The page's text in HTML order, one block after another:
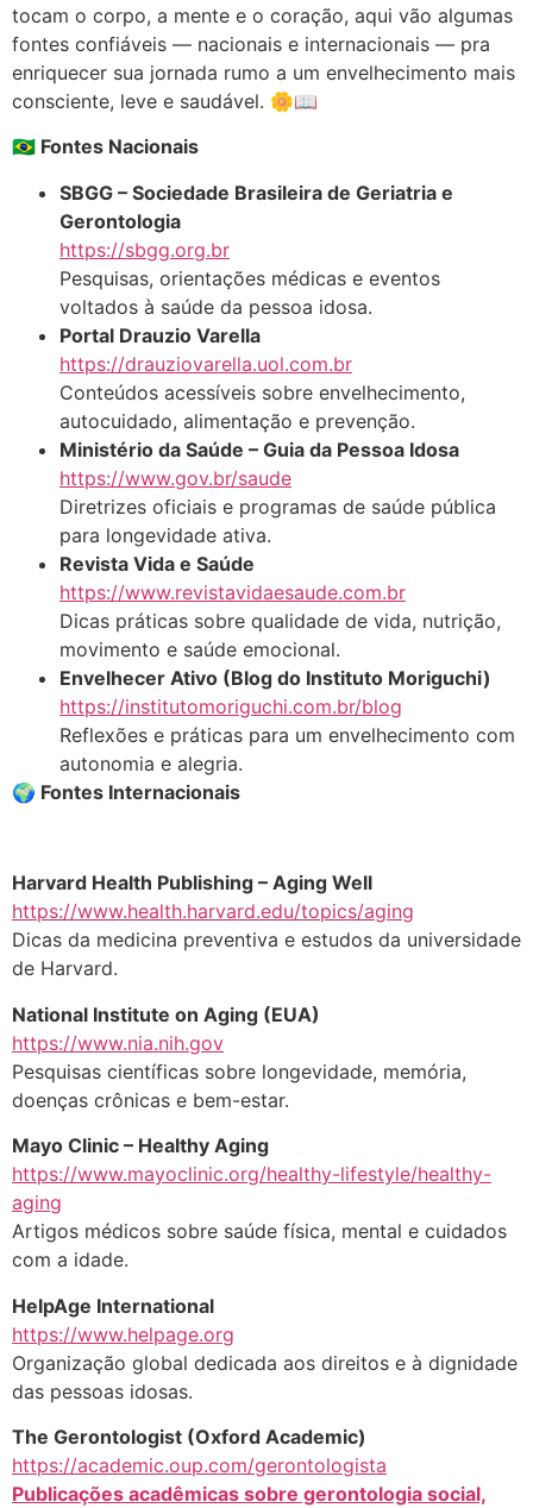
tocam o corpo, a mente e o coração, aqui vão algumas
fontes confiáveis — nacionais e internacionais — pra
enriquecer sua jornada rumo a um envelhecimento mais
consciente, leve e saudável. 🌼📖
🇧🇷 Fontes Nacionais
SBGG – Sociedade Brasileira de Geriatria e
Gerontologia
https://sbgg.org.br
Pesquisas, orientações médicas e eventos
voltados à saúde da pessoa idosa.
Portal Drauzio Varella
https://drauziovarella.uol.com.br
Conteúdos acessíveis sobre envelhecimento,
autocuidado, alimentação e prevenção.
Ministério da Saúde – Guia da Pessoa Idosa
https://www.gov.br/saude
Diretrizes oficiais e programas de saúde pública
para longevidade ativa.
Revista Vida e Saúde
https://www.revistavidaesaude.com.br
Dicas práticas sobre qualidade de vida, nutrição,
movimento e saúde emocional.
Envelhecer Ativo (Blog do Instituto Moriguchi)
https://institutomoriguchi.com.br/blog
Reflexões e práticas para um envelhecimento com
autonomia e alegria.
🌍 Fontes Internacionais
Harvard Health Publishing – Aging Well
https://www.health.harvard.edu/topics/aging
Dicas da medicina preventiva e estudos da universidade
de Harvard.
National Institute on Aging (EUA)
https://www.nia.nih.gov
Pesquisas científicas sobre longevidade, memória,
doenças crônicas e bem-estar.
Mayo Clinic – Healthy Aging
https://www.mayoclinic.org/healthy-lifestyle/healthy-
aging
Artigos médicos sobre saúde física, mental e cuidados
com a idade.
HelpAge International
https://www.helpage.org
Organização global dedicada aos direitos e à dignidade
das pessoas idosas.
The Gerontologist (Oxford Academic)
https://academic.oup.com/gerontologista
Publicações acadêmicas sobre gerontologia social,